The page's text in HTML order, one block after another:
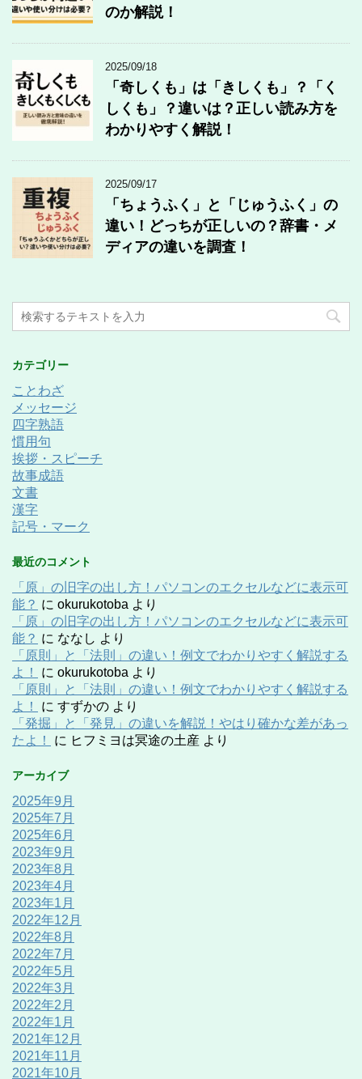
のか解説！
2025/09/18
「奇しくも」は「きしくも」？「く
しくも」？違いは？正しい読み方を
わかりやすく解説！
2025/09/17
「ちょうふく」と「じゅうふく」の
違い！どっちが正しいの？辞書・メ
ディアの違いを調査！
カテゴリー
ことわざ
メッセージ
四字熟語
慣用句
挨拶・スピーチ
故事成語
文書
漢字
記号・マーク
最近のコメント
「原」の旧字の出し方！パソコンのエクセルなどに表示可
能？ に okurukotoba より
「原」の旧字の出し方！パソコンのエクセルなどに表示可
能？ に ななし より
「原則」と「法則」の違い！例文でわかりやすく解説する
よ！
に okurukotoba より
「原則」と「法則」の違い！例文でわかりやすく解説する
よ！
に すずかの より
「発掘」と「発見」の違いを解説！やはり確かな差があっ
たよ！
に ヒフミヨは冥途の土産 より
アーカイブ
2025年9月
2025年7月
2025年6月
2023年9月
2023年8月
2023年4月
2023年1月
2022年12月
2022年8月
2022年7月
2022年5月
2022年3月
2022年2月
2022年1月
2021年12月
2021年11月
2021年10月